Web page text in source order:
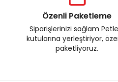
Özenli Paketleme
Siparişlerinizi sağlam
kutularına yerleştiriyor,
paketliyoruz.